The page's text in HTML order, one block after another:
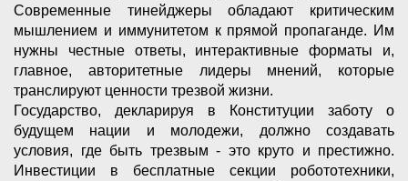
Современные тинейджеры обладают критическим
мышлением и иммунитетом к прямой пропаганде. Им
нужны честные ответы, интерактивные форматы и,
главное, авторитетные лидеры мнений, которые
транслируют ценности трезвой жизни.
Государство, декларируя в Конституции заботу о
будущем нации и молодежи, должно создавать
условия, где быть трезвым - это круто и престижно.
Инвестиции в бесплатные секции робототехники,